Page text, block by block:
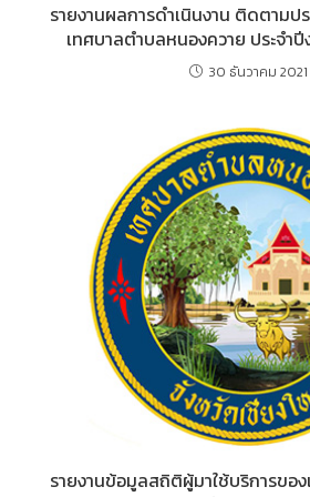
รายงานผลการดำเนินงาน ติดตาม
เทศบาลตำบลหนองควาย ประจำ
30 ธันวาคม 2021
รายงานข้อมูลสถิติผู้มาใช้บริการขอ